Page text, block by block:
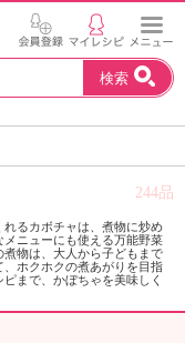
検索
244品
るカボチャは、煮物に炒め
ニューにも使える万能野菜
物は、大人から子どもまで
、ホクホクの煮あがりを目指
まで、かぼちゃを美味しく